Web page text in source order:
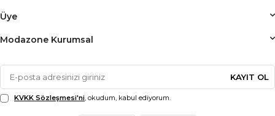
Üye
Modazone Kurumsal
KAYIT OL
KVKK Sözleşmesi'ni, okudum, kabul ediyorum.